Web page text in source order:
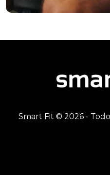
Smart Fit © 2026 -